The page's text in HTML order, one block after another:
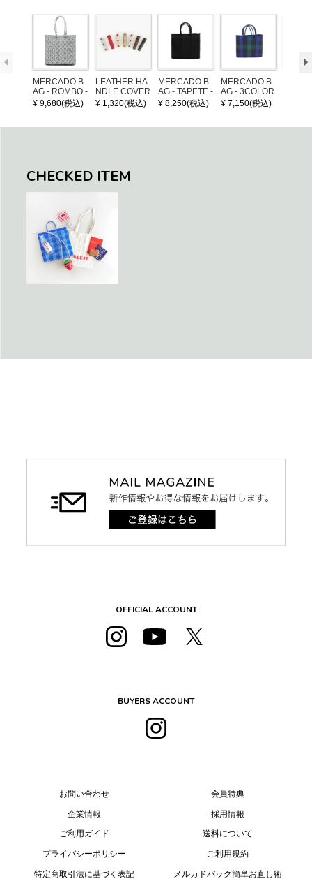
MERCADO B
AG - ROMBO -
LONG HANDL
E - Silver / Whi
¥ 9,680(税込)
LEATHER HA
NDLE COVER
¥ 1,320(税込)
MERCADO B
AG - TAPETE -
Black (S)
¥ 8,250(税込)
MERCADO B
AG - 3COLOR
S CHECK - Bl
ack / Dark Gre
¥ 7,150(税込)
CHECKED ITEM
OFFICIAL ACCOUNT
BUYERS ACCOUNT
お問い合わせ
企業情報
ご利用ガイド
プライバシーポリシー
特定商取引法に基づく表記
会員特典
採用情報
送料について
ご利用規約
メルカドバッグ簡単お直し術